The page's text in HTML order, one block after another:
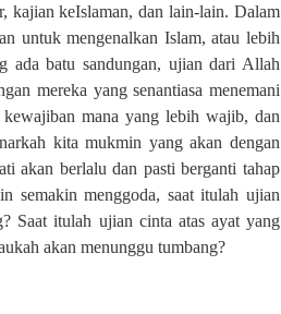
kajian keIslaman, dan lain-lain. Dalam
untuk mengenalkan Islam, atau lebih
ada batu sandungan, ujian dari Allah
mereka yang senantiasa menemani
mana yang lebih wajib, dan
kita mukmin yang akan dengan
akan berlalu dan pasti berganti tahap
semakin menggoda, saat itulah ujian
Saat itulah ujian cinta atas ayat yang
akan menunggu tumbang?